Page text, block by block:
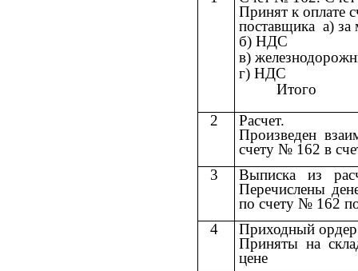
Принят к оплате
поставщика а) за
б) НДС
в)
г) НДС
Итого
2
Расчет.
Произведен
счету № 162 в
3
Выписка из
Перечислены
по счету № 162
4
Приходный
Приняты на
цене